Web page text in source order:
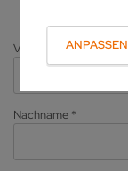
ANPASSEN
Vorname *
Nachname *